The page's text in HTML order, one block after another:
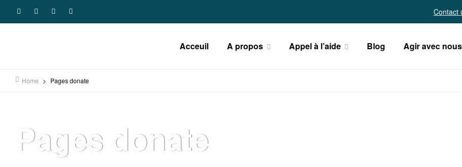
Contact
Acceuil A propos Appel à l’aide Blog Agir avec nous
Home > Pages donate
Pages donate